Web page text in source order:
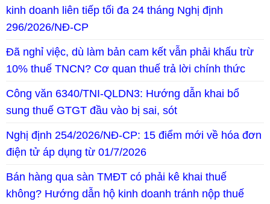
kinh doanh liên tiếp tối đa 24 tháng Nghị định
296/2026/NĐ-CP
Đã nghỉ việc, dù làm bản cam kết vẫn phải khấu trừ
10% thuế TNCN? Cơ quan thuế trả lời chính thức
Công văn 6340/TNI-QLDN3: Hướng dẫn khai bổ
sung thuế GTGT đầu vào bị sai, sót
Nghị định 254/2026/NĐ-CP: 15 điểm mới về hóa đơn
điện tử áp dụng từ 01/7/2026
Bán hàng qua sàn TMĐT có phải kê khai thuế
không? Hướng dẫn hộ kinh doanh tránh nộp thuế